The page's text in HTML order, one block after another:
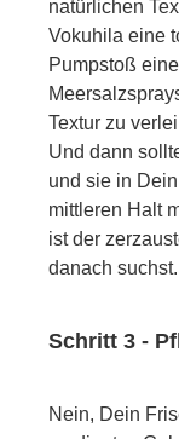
natürlichen
Vokuhila eine
Pumpstoß
Textur zu
Und dann
und sie in
mittleren Halt
ist der
danach suchst.
Schritt 3 -
Nein, Dein